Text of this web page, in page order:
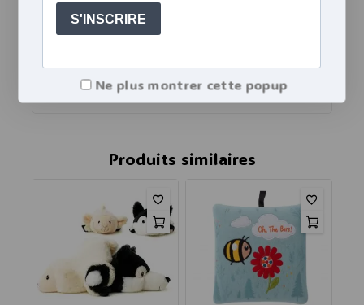
sans surveillance pendant la chauffe et bien
respecter les temps de chauffe. Bien lire la
peluche, mais uniquement la bouillotte à
l’intérieur.
Produits similaires
Ne plus montrer cette popup